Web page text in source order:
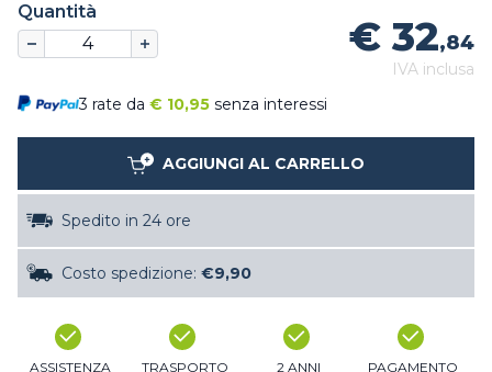
Quantità
€ 32,84
IVA inclusa
3 rate da € 10,95 senza interessi
AGGIUNGI AL CARRELLO
Spedito in 24 ore
Costo spedizione: €9,90
ASSISTENZA
TRASPORTO
2 ANNI
PAGAMENTO